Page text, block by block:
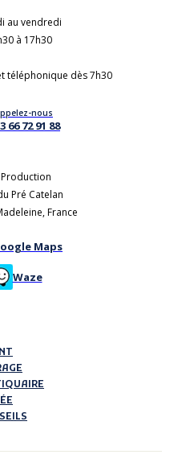
au vendredi
à 17h30
téléphonique dès 7h30
nous
66 72 91 88
Production
Pré Catelan
France
Maps
Waze